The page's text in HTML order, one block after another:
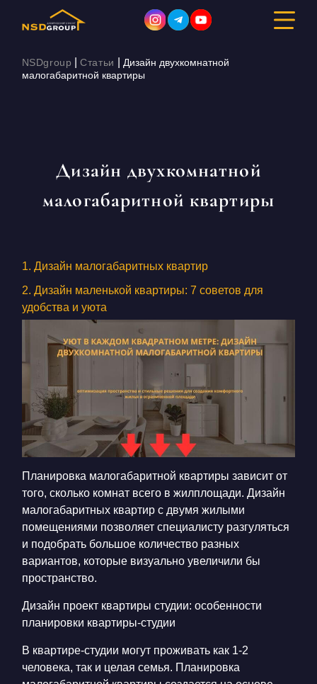
СТРОИТЕЛЬСТВО
О КОМПАНИИ
КОНТАКТЫ
БЛОГ
RU UK
+380671500551
Заказать звонок сейчас
NSDgroup |Статьи
Дизайн двухкомнатной
малогабаритной квартиры
Дизайн двухкомнатной
малогабаритной квартиры
1. Дизайн малогабаритных квартир
2. Дизайн маленькой квартиры: 7 советов для
удобства и уюта
Планировка малогабаритной квартиры зависит от
того, сколько комнат всего в жилплощади. Дизайн
малогабаритных квартир с двумя жилыми
помещениями позволяет специалисту разгуляться
и подобрать большое количество разных
вариантов, которые визуально увеличили бы
пространство.
Дизайн проект квартиры студии: особенности
планировки квартиры-студии
В квартире-студии могут проживать как 1-2
человека, так и целая семья. Планировка